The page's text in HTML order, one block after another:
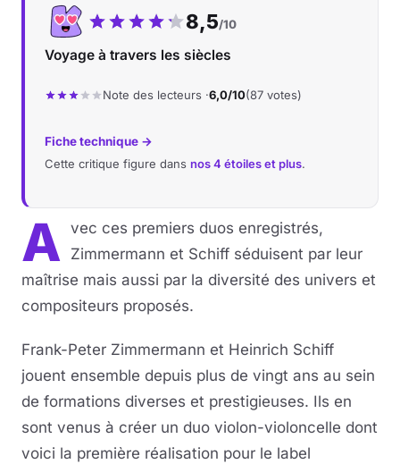
Notre note :
8,5/10
Voyage à travers les siècles
Note des lecteurs ·6,0/10(87 votes)
Fiche technique →
Cette critique figure dans nos 4 étoiles et plus.
A vec ces premiers duos enregistrés,
Zimmermann et Schiff séduisent par leur
maîtrise mais aussi par la diversité des univers et
compositeurs proposés.
Frank-Peter Zimmermann et Heinrich Schiff
jouent ensemble depuis plus de vingt ans au sein
de formations diverses et prestigieuses. Ils en
sont venus à créer un duo violon-violoncelle dont
voici la première réalisation pour le label